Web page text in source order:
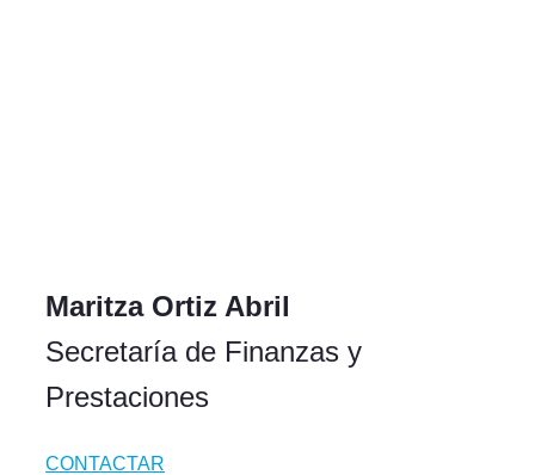
Maritza Ortiz Abril
Secretaría de Finanzas y
Prestaciones
CONTACTAR